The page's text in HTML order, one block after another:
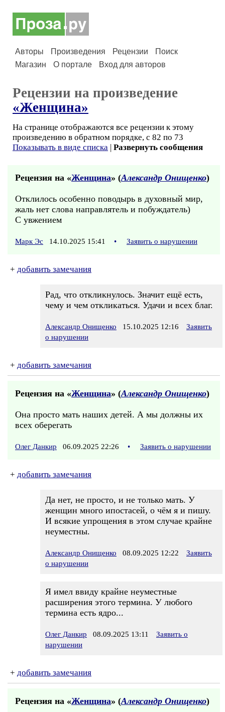
Авторы Произведения Рецензии
Поиск
Магазин
О портале Вход для авторов
Рецензии на произведение
«Женщина»
На странице отображаются все рецензии к этому
произведению в обратном порядке, с 82 по 73
Показывать в виде списка | Развернуть сообщения
Рецензия на «Женщина» (Александр Онищенко)
Отклилось особенно поводырь в духовный мир,
жаль нет слова направлятель и побуждатель)
С увжением
Марк Эс 14.10.2025 15:41 • Заявить о нарушении
+ добавить замечания
Рад, что откликнулось. Значит ещё есть,
чему и чем откликаться. Удачи и всех благ.
Александр Онищенко 15.10.2025 12:16
Заявить
о нарушении
+ добавить замечания
Рецензия на «Женщина» (Александр Онищенко)
Она просто мать наших детей. А мы должны их
всех оберегать
Олег Данкир 06.09.2025 22:26 • Заявить о нарушении
+ добавить замечания
Да нет, не просто, и не только мать. У
женщин много ипостасей, о чём я и пишу.
И всякие упрощения в этом случае крайне
неуместны.
Александр Онищенко 08.09.2025 12:22
Заявить
о нарушении
Я имел ввиду крайне неуместные
расширения этого термина. У любого
термина есть ядро...
Олег Данкир 08.09.2025 13:11
Заявить о
нарушении
+ добавить замечания
Рецензия на «Женщина» (Александр Онищенко)